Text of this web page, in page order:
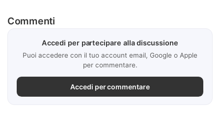
Commenti
Accedi per partecipare alla discussione
Puoi accedere con il tuo account email, Google o Apple
per commentare.
Accedi per commentare